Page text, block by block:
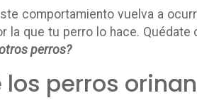
comportamiento vuelva a
la que tu perro lo hace.
perros?
los perros